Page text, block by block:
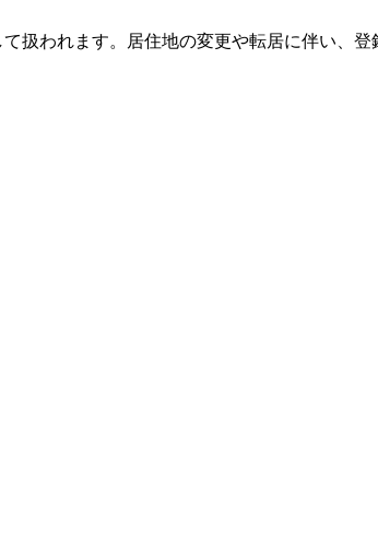
扱われます。居住地の変更や転居に伴い、